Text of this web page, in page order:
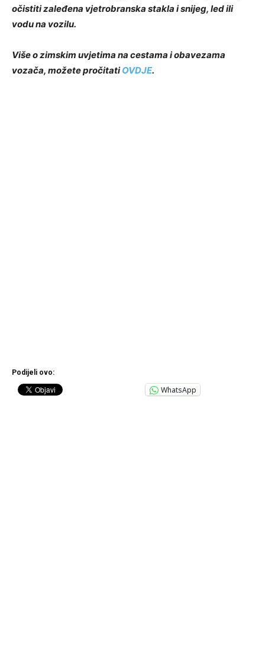
očistiti zaleđena vjetrobranska stakla i snijeg, led ili
vodu na vozilu.
Više o zimskim uvjetima na cestama i obavezama
vozača, možete pročitatiOVDJE.
Podijeli ovo:
WhatsApp